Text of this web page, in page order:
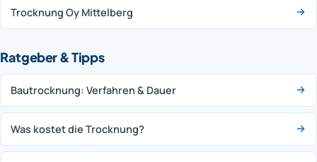
Trocknung Oy Mittelberg
Ratgeber & Tipps
Bautrocknung: Verfahren & Dauer
Was kostet die Trocknung?